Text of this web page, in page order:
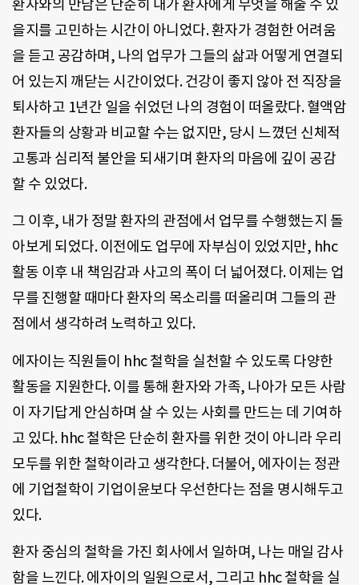
환자와의 만남은 단순히 내가 환자에게 무엇을 해줄 수 있
을지를 고민하는 시간이 아니었다. 환자가 경험한 어려움
을 듣고 공감하며, 나의 업무가 그들의 삶과 어떻게 연결되
어 있는지 깨닫는 시간이었다. 건강이 좋지 않아 전 직장을
퇴사하고 1년간 일을 쉬었던 나의 경험이 떠올랐다. 혈액암
환자들의 상황과 비교할 수는 없지만, 당시 느꼈던 신체적
고통과 심리적 불안을 되새기며 환자의 마음에 깊이 공감
할 수 있었다.
그 이후, 내가 정말 환자의 관점에서 업무를 수행했는지 돌
아보게 되었다. 이전에도 업무에 자부심이 있었지만, hhc
활동 이후 내 책임감과 사고의 폭이 더 넓어졌다. 이제는 업
무를 진행할 때마다 환자의 목소리를 떠올리며 그들의 관
점에서 생각하려 노력하고 있다.
에자이는 직원들이 hhc 철학을 실천할 수 있도록 다양한
활동을 지원한다. 이를 통해 환자와 가족, 나아가 모든 사람
이 자기답게 안심하며 살 수 있는 사회를 만드는 데 기여하
고 있다. hhc 철학은 단순히 환자를 위한 것이 아니라 우리
모두를 위한 철학이라고 생각한다. 더불어, 에자이는 정관
에 기업철학이 기업이윤보다 우선한다는 점을 명시해두고
있다.
환자 중심의 철학을 가진 회사에서 일하며, 나는 매일 감사
함을 느낀다. 에자이의 일원으로서, 그리고 hhc 철학을 실